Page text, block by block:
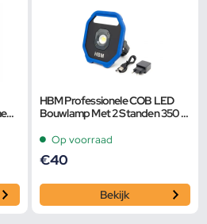
HBM Professionele COB LED
Bouwlamp Met 2 Standen 350 –
Op voorraad
€40
Bekijk